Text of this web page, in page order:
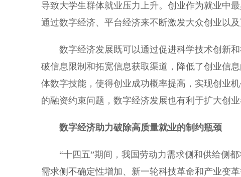
导致大学生群体就业压力上升。创业作为就业中
通过数字经济、平台经济来不断激发大众创业以
数字经济发展既可以通过促进科学技术创新和
破信息限制和拓宽信息获取渠道，降低了创业信
体数字技能，使得创业成功概率提高，实现创业
的融资约束问题，数字经济发展也有利于扩大创
数字经济助力破除高质量就业的制约瓶颈
“十四五”期间，我国劳动力需求侧和供给侧都
需求侧不确定性增加、新一轮科技革命和产业变